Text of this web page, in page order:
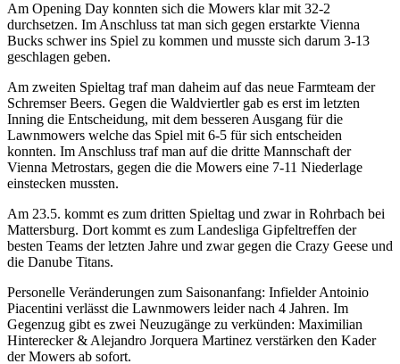
Am Opening Day konnten sich die Mowers klar mit 32-2
durchsetzen. Im Anschluss tat man sich gegen erstarkte Vienna
Bucks schwer ins Spiel zu kommen und musste sich darum 3-13
geschlagen geben.
Am zweiten Spieltag traf man daheim auf das neue Farmteam der
Schremser Beers. Gegen die Waldviertler gab es erst im letzten
Inning die Entscheidung, mit dem besseren Ausgang für die
Lawnmowers welche das Spiel mit 6-5 für sich entscheiden
konnten. Im Anschluss traf man auf die dritte Mannschaft der
Vienna Metrostars, gegen die die Mowers eine 7-11 Niederlage
einstecken mussten.
Am 23.5. kommt es zum dritten Spieltag und zwar in Rohrbach bei
Mattersburg. Dort kommt es zum Landesliga Gipfeltreffen der
besten Teams der letzten Jahre und zwar gegen die Crazy Geese und
die Danube Titans.
Personelle Veränderungen zum Saisonanfang: Infielder Antoinio
Piacentini verlässt die Lawnmowers leider nach 4 Jahren. Im
Gegenzug gibt es zwei Neuzugänge zu verkünden: Maximilian
Hinterecker & Alejandro Jorquera Martinez verstärken den Kader
der Mowers ab sofort.